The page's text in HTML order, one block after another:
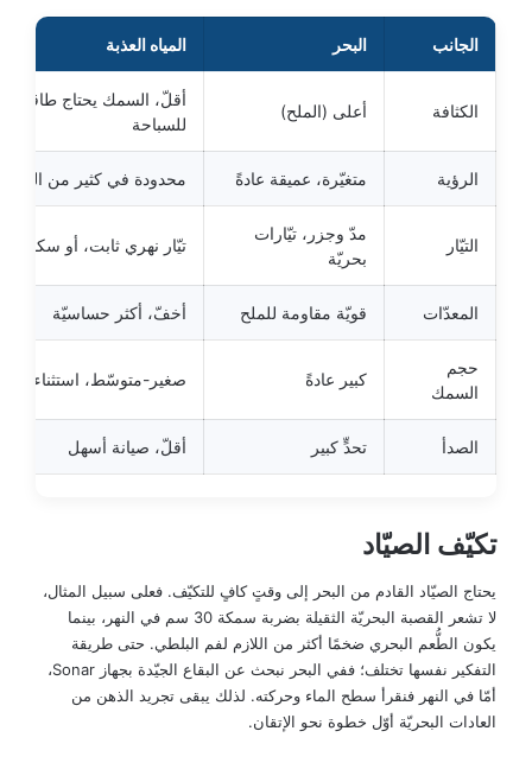
الجانب البحر المياه العذبة
الكثافة أعلى (الملح)
أقلّ، السمك يحتاج طاقة
للسباحة
الرؤية متغيّرة، عميقة عادةً محدودة في كثير من
التيّار
مدّ وجزر، تيّارات
بحريّة
تيّار نهري ثابت، أو سكون
المعدّات قويّة مقاومة للملح أخفّ، أكثر حساسيّة
حجم
السمك
كبير عادةً صغير-متوسّط، استثناءات
الصدأ تحدٍّ كبير أقلّ، صيانة أسهل
تكيّف الصيّاد
يحتاج الصيّاد القادم من البحر إلى وقتٍ كافٍ للتكيّف. فعلى سبيل المثال،
لا تشعر القصبة البحريّة الثقيلة بضربة سمكة 30 سم في النهر، بينما
يكون الطُّعم البحري ضخمًا أكثر من اللازم لفم البلطي. حتى طريقة
التفكير نفسها تختلف؛ ففي البحر نبحث عن البقاع الجيّدة بجهاز Sonar،
أمّا في النهر فنقرأ سطح الماء وحركته. لذلك يبقى تجريد الذهن من
العادات البحريّة أوّل خطوة نحو الإتقان.